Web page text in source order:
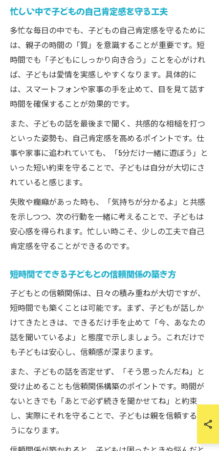
忙しい中で子どもの自己肯定感を守る工夫
多忙な毎日の中でも、子どもの自己肯定感を守るために
は、親子の時間の「質」を意識することが重要です。短
時間でも「子どもにしっかり向き合う」ことを心がけれ
ば、子どもは愛情を実感しやすくなります。具体的に
は、スマートフォンや家事の手を止めて、目を見て話す
時間を確保することが効果的です。
また、子どもの話を最後まで聞く、共感的な相槌を打つ
といった姿勢も、自己肯定感を高めるポイントです。仕
事や家事に追われていても、「5分だけ一緒に遊ぼう」と
いった短い約束を守ることで、子どもは自分が大切にさ
れていると感じます。
失敗や癇癪があった時も、「気持ちが分かるよ」と共感
を示しつつ、次の行動を一緒に考えることで、子どもは
安心感を得られます。忙しい時こそ、少しの工夫で自己
肯定感を守ることができるのです。
短時間でできる子どもとの信頼関係の築き方
子どもとの信頼関係は、日々の積み重ねが大切ですが、
短時間でも築くことは可能です。まず、子どもが話しか
けてきたときは、できるだけ手を止めて「今、あなたの
話を聞いているよ」と態度で示しましょう。これだけで
も子どもは安心し、信頼感が深まります。
また、子どもの話を否定せず、「そう思ったんだね」と
受け止めることも信頼関係構築のポイントです。時間が
ないときでも「あとで必ず続きを聞かせてね」と約束
し、実際にそれを守ることで、子どもは親を信頼するよ
うになります。